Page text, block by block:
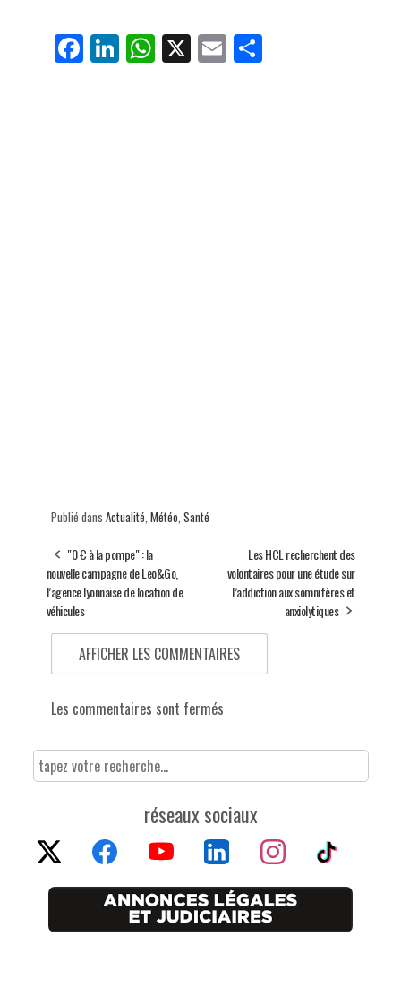
Fa
ce
Li
nk
W
ha
X E
m
Pa
Publié dans Actualité, Météo, Santé
"0 € à la pompe" : la
nouvelle campagne de Leo&Go,
l’agence lyonnaise de location de
véhicules
Les HCL recherchent des
volontaires pour une étude sur
l’addiction aux somnifères et
anxiolytiques
AFFICHER LES COMMENTAIRES
Les commentaires sont fermés
réseaux sociaux